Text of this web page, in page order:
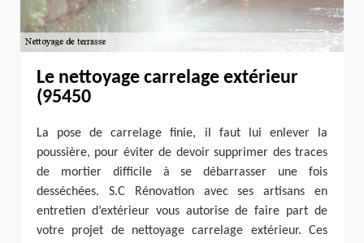
Le nettoyage carrelage extérieur
(95450
La pose de carrelage finie, il faut lui enlever la
poussière, pour éviter de devoir supprimer des traces
de mortier difficile à se débarrasser une fois
desséchées. S.C Rénovation avec ses artisans en
entretien d’extérieur vous autorise de faire part de
votre projet de nettoyage carrelage extérieur. Ces